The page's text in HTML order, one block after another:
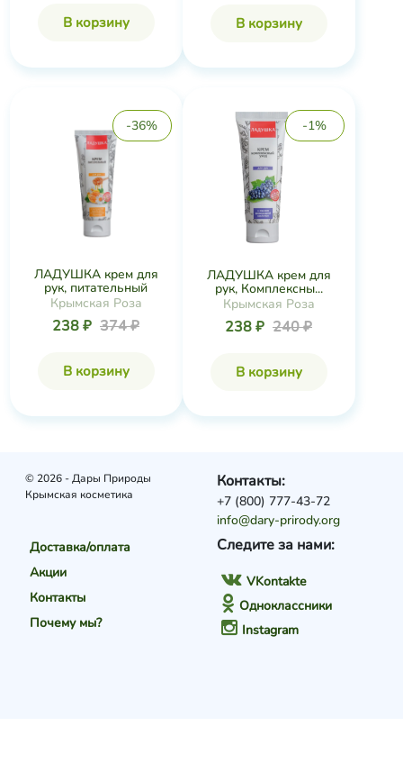
В корзину В корзину
-36%
ЛАДУШКА крем для
рук, питательный
Крымская Роза
238 ₽ 374 ₽
В корзину
-1%
ЛАДУШКА крем для
рук, Комплексны...
Крымская Роза
238 ₽ 240 ₽
В корзину
© 2026 - Дары Природы
Крымская косметика
Доставка/оплата
Акции
Контакты
Почему мы?
Следите за нами:
VKontakte
Одноклассники
Instagram
Контакты:
+7 (800) 777-43-72
info@dary-prirody.org